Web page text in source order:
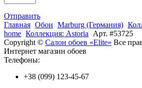
Отправить
Главная Обои Marburg (Германия)
home Коллекция: Astoria
Арт. #53725
Copyright © Салон обоев «Elite» Все
Интернет магазин обоев
Телефоны:
+38 (099) 123-45-67